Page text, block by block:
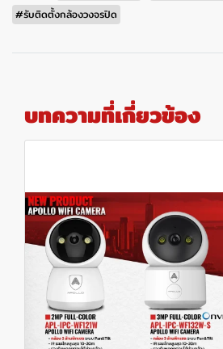
#รับติดตั้งกล้องวงจรปิด
บทความที่เกี่ยวข้อง